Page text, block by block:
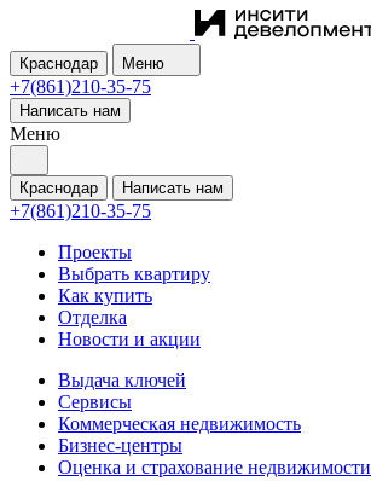
Краснодар Меню
+7(861)210-35-75
Написать нам
Меню
Краснодар Написать нам
+7(861)210-35-75
Проекты
Выбрать квартиру
Как купить
Отделка
Новости и акции
Выдача ключей
Сервисы
Коммерческая недвижимость
Бизнес-центры
Оценка и страхование недвижимости